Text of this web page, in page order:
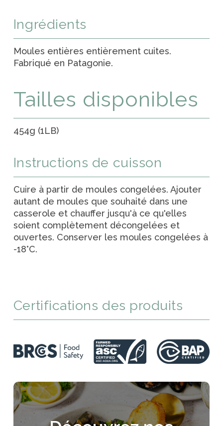
Ingrédients
Moules entières entièrement cuites.
Fabriqué en Patagonie.
Tailles disponibles
454g (1LB)
Instructions de cuisson
Cuire à partir de moules congelées. Ajouter
autant de moules que souhaité dans une
casserole et chauffer jusqu'à ce qu'elles
soient complètement décongelées et
ouvertes. Conserver les moules congelées à
-18°C.
Certifications des produits